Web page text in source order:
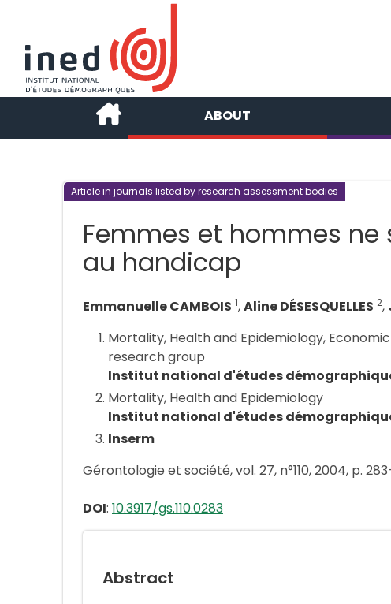
ABOUT
Article in journals listed by research assessment bodies
Femmes et hommes
au handicap
Emmanuelle CAMBOIS 1,Aline DÉSESQUELLES 2,
Mortality, Health and Epidemiology,
research group
Institut national d'études
Mortality, Health and Epidemiology
Institut national d'études
Inserm
Gérontologie et société, vol. 27, n°110, 2004, p.
DOI: 10.3917/gs.110.0283
Abstract